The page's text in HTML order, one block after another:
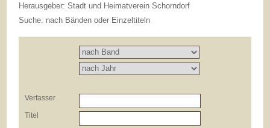
Herausgeber: Stadt und Heimatverein Schorndorf
Suche: nach Bänden oder Einzeltiteln
Verfasser
Titel